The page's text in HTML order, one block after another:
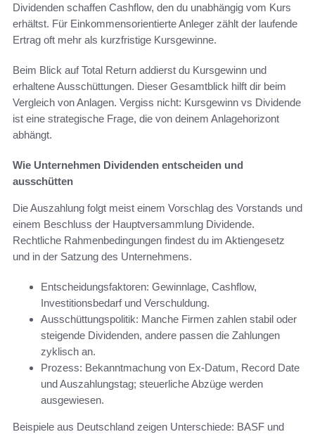
Dividenden schaffen Cashflow, den du unabhängig vom Kurs
erhältst. Für Einkommensorientierte Anleger zählt der laufende
Ertrag oft mehr als kurzfristige Kursgewinne.
Beim Blick auf Total Return addierst du Kursgewinn und
erhaltene Ausschüttungen. Dieser Gesamtblick hilft dir beim
Vergleich von Anlagen. Vergiss nicht: Kursgewinn vs Dividende
ist eine strategische Frage, die von deinem Anlagehorizont
abhängt.
Wie Unternehmen Dividenden entscheiden und
ausschütten
Die Auszahlung folgt meist einem Vorschlag des Vorstands und
einem Beschluss der Hauptversammlung Dividende.
Rechtliche Rahmenbedingungen findest du im Aktiengesetz
und in der Satzung des Unternehmens.
Entscheidungsfaktoren: Gewinnlage, Cashflow,
Investitionsbedarf und Verschuldung.
Ausschüttungspolitik: Manche Firmen zahlen stabil oder
steigende Dividenden, andere passen die Zahlungen
zyklisch an.
Prozess: Bekanntmachung von Ex-Datum, Record Date
und Auszahlungstag; steuerliche Abzüge werden
ausgewiesen.
Beispiele aus Deutschland zeigen Unterschiede: BASF und